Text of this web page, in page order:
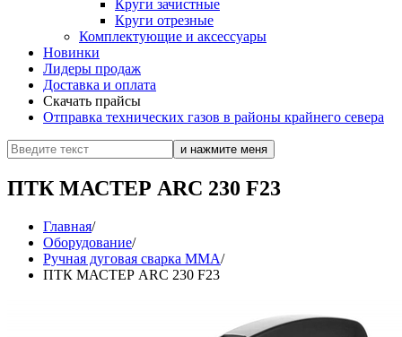
Круги зачистные
Круги отрезные
Комплектующие и аксессуары
Новинки
Лидеры продаж
Доставка и оплата
Скачать прайсы
Отправка технических газов в районы крайнего севера
ПТК МАСТЕР ARC 230 F23
Главная/
Оборудование/
Ручная дуговая сварка MMA/
ПТК МАСТЕР ARC 230 F23